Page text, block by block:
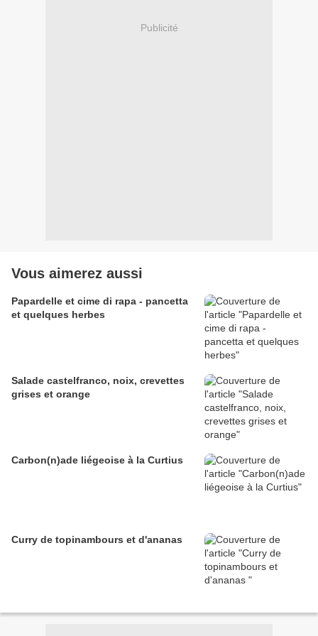
Publicité
Vous aimerez aussi
Papardelle et cime di rapa - pancetta
et quelques herbes
Salade castelfranco, noix, crevettes
grises et orange
Carbon(n)ade liégeoise à la Curtius
Curry de topinambours et d'ananas